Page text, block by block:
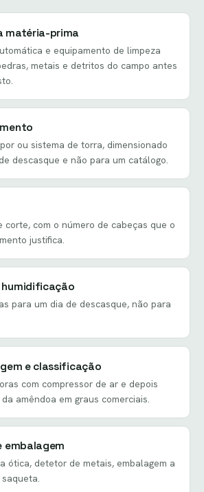
matéria-prima
e equipamento de limpeza
metais e detritos do campo antes
ou sistema de torra, dimensionado
descasque e não para um catálogo.
corte, com o número de cabeças que o
justifica.
humidificação
para um dia de descasque, não para
e classificação
com compressor de ar e depois
amêndoa em graus comerciais.
embalagem
ótica, detetor de metais, embalagem a